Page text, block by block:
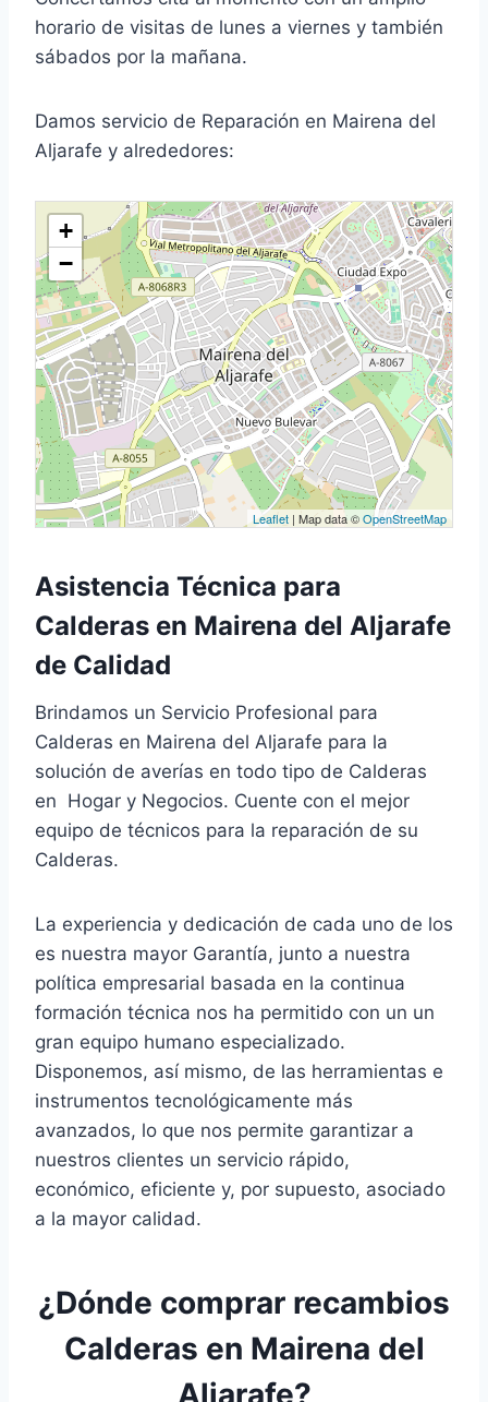
horario de visitas de lunes a viernes y también
sábados por la mañana.
Damos servicio de Reparación en Mairena del
Aljarafe y alrededores:
+
−
Leaflet | Map data ©OpenStreetMap
Asistencia Técnica para
Calderas en Mairena del Aljarafe
de Calidad
Brindamos un Servicio Profesional para
Calderas en Mairena del Aljarafe para la
solución de averías en todo tipo de Calderas
en Hogar y Negocios. Cuente con el mejor
equipo de técnicos para la reparación de su
Calderas.
La experiencia y dedicación de cada uno de los
es nuestra mayor Garantía, junto a nuestra
política empresarial basada en la continua
formación técnica nos ha permitido con un un
gran equipo humano especializado.
Disponemos, así mismo, de las herramientas e
instrumentos tecnológicamente más
avanzados, lo que nos permite garantizar a
nuestros clientes un servicio rápido,
económico, eficiente y, por supuesto, asociado
a la mayor calidad.
¿Dónde comprar recambios
Calderas en Mairena del
Aljarafe?